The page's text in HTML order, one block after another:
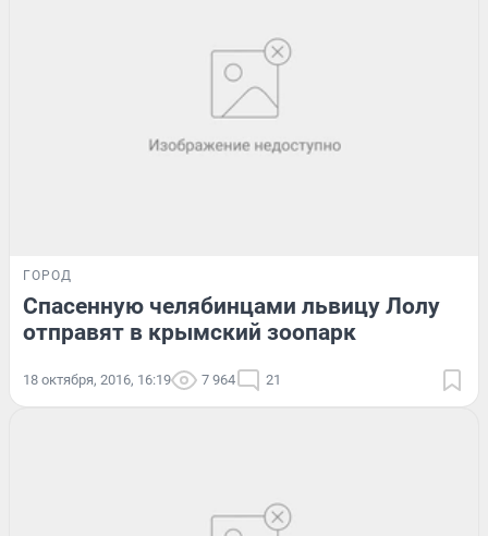
ГОРОД
Спасенную челябинцами львицу Лолу
отправят в крымский зоопарк
18 октября, 2016, 16:19 7 964 21